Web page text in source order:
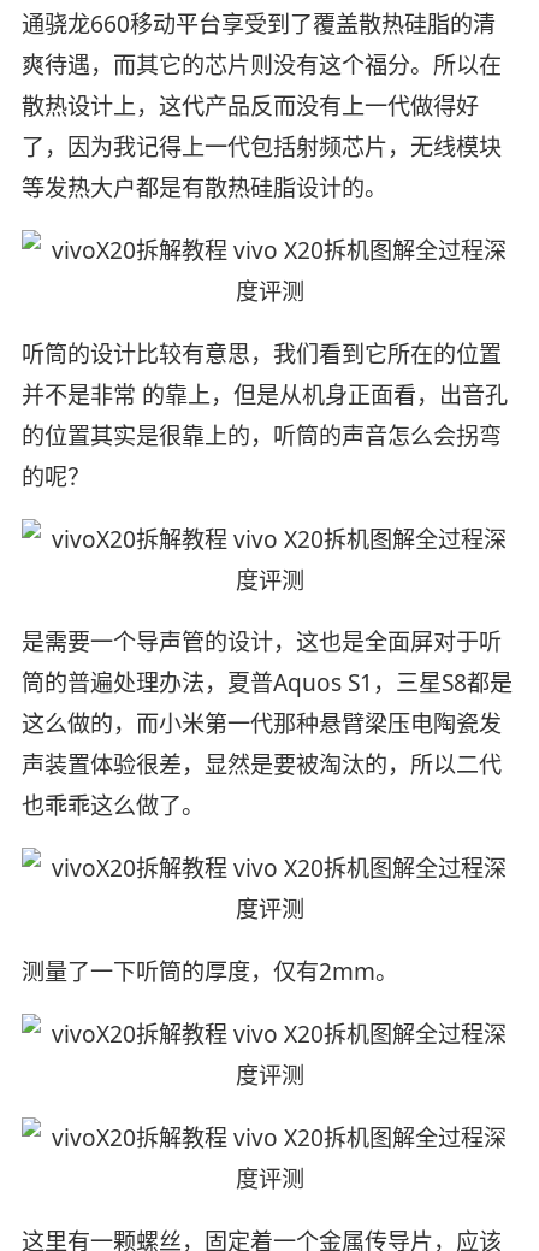
通骁龙660移动平台享受到了覆盖散热硅脂的清
爽待遇，而其它的芯片则没有这个福分。所以在
散热设计上，这代产品反而没有上一代做得好
了，因为我记得上一代包括射频芯片，无线模块
等发热大户都是有散热硅脂设计的。
听筒的设计比较有意思，我们看到它所在的位置
并不是非常 的靠上，但是从机身正面看，出音孔
的位置其实是很靠上的，听筒的声音怎么会拐弯
的呢？
是需要一个导声管的设计，这也是全面屏对于听
筒的普遍处理办法，夏普Aquos S1，三星S8都是
这么做的，而小米第一代那种悬臂梁压电陶瓷发
声装置体验很差，显然是要被淘汰的，所以二代
也乖乖这么做了。
测量了一下听筒的厚度，仅有2mm。
这里有一颗螺丝，固定着一个金属传导片，应该